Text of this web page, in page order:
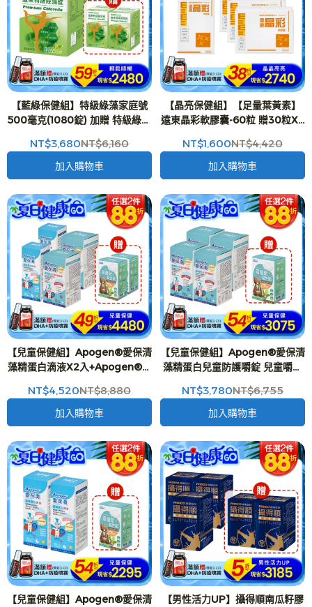
【藍綠保健組】特級綠藻家庭號
500毫克(1080錠) 加贈 特級綠藻
NT$3,680NT$6,160
加入購物車
【晶亮保健組】【足量葉黃素】
遠東晶彩軟膠囊-60粒 贈30粒X3
NT$1,600NT$4,420
加入購物車
【兒童保健組】Apogen®愛保清
藻精蛋白滴液X2入+Apogen®愛
嚼錠(60g/瓶)X2入 贈藻優兒益生
菌x2入-二代台美專利 防護再升級
NT$4,520NT$8,880
加入購物車
【兒童保健組】Apogen®愛保清
藻精蛋白兒童防護嚼錠 兒童嚼錠
末 全新改版 兒童益生菌 (2g*15
包/盒)X1入 -二代台美專利 防護再
升級
NT$3,780NT$6,755
加入購物車
【兒童保健組】Apogen®愛保清
【男性活力UP】攝得順南瓜籽膠